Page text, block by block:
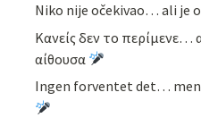
Niko nije očekivao… ali je
Κανείς δεν το περίμενε…
αίθουσα
Ingen forventet det…